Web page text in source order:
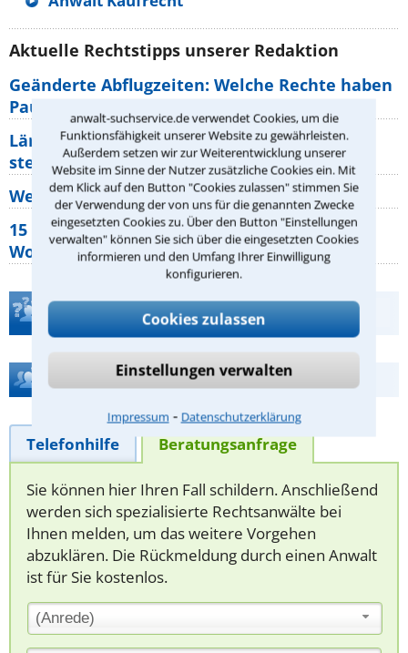
anwalt-suchservice.de verwendet Cookies, um die
Funktionsfähigkeit unserer Website zu gewährleisten.
Außerdem setzen wir zur Weiterentwicklung unserer
Website im Sinne der Nutzer zusätzliche Cookies ein. Mit
dem Klick auf den Button "Cookies zulassen" stimmen Sie
der Verwendung der von uns für die genannten Zwecke
eingesetzten Cookies zu. Über den Button "Einstellungen
verwalten" können Sie sich über die eingesetzten Cookies
informieren und den Umfang Ihrer Einwilligung
konfigurieren.
Cookies zulassen
Einstellungen verwalten
Impressum ⁃ Datenschutzerklärung
Aktuelle Rechtstipps unserer Redaktion
Geänderte Abflugzeiten: Welche Rechte haben
Pauschalurlauber?
Lärm von den Nachbarn: Welche Rechte
stehen mir zu?
Wer muss Zweitwohnungssteuer zahlen?
15 elementare Rechte, die jeder
Wohnungseigentümer kennen sollte
Teste Dein Rechtswissen
Hilfe bei Ihrer Anwaltsuche?
Telefonhilfe Beratungsanfrage
Sie können hier Ihren Fall schildern. Anschließend
werden sich spezialisierte Rechtsanwälte bei
Ihnen melden, um das weitere Vorgehen
abzuklären. Die Rückmeldung durch einen Anwalt
ist für Sie kostenlos.
(Anrede)